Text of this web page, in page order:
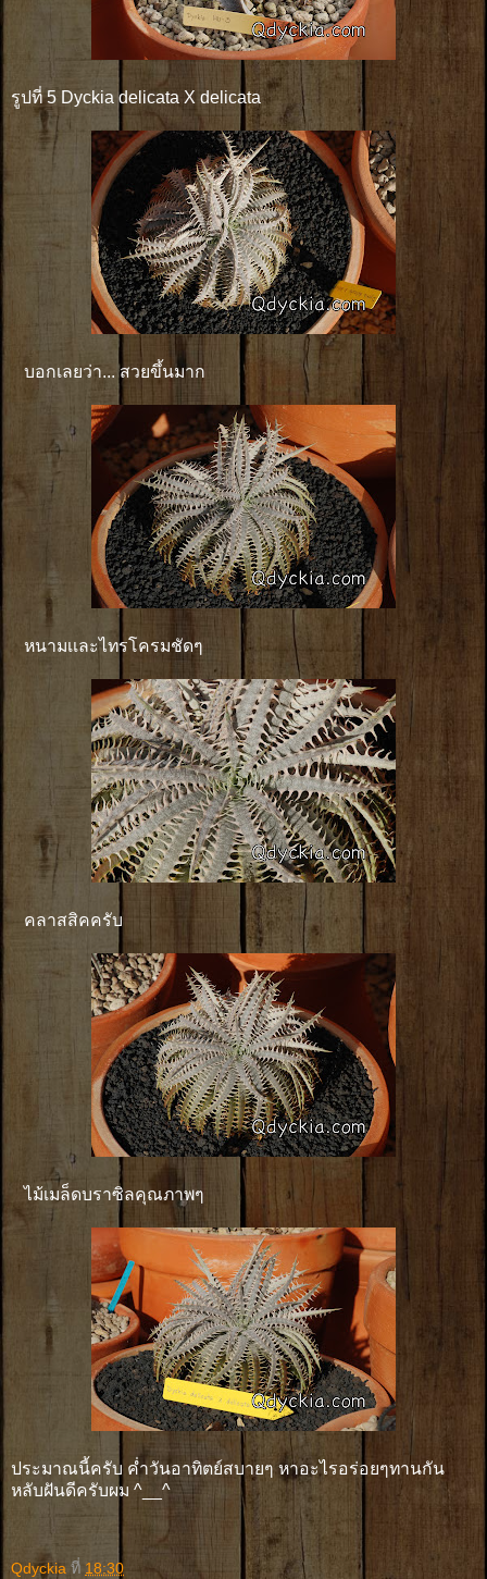
รูปที่ 5 Dyckia delicata X delicata
บอกเลยว่า... สวยขึ้นมาก
หนามเเละไทรโครมชัดๆ
คลาสสิคครับ
ไม้เมล็ดบราซิลคุณภาพๆ
ประมาณนี้ครับ ค่ำวันอาทิตย์สบายๆ หาอะไรอร่อยๆทานกัน
หลับฝันดีครับผม ^__^
Qdyckia ที่ 18:30